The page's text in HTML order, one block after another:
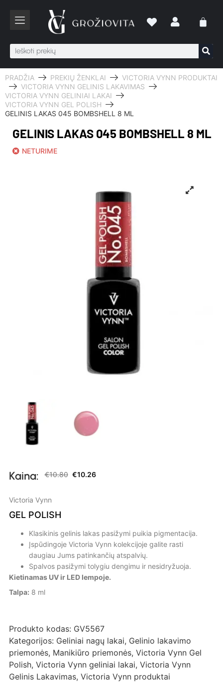
PRADŽIA PREKIŲ ŽENKLAI
VICTORIA VYNN PRODUKTAI
VICTORIA VYNN GELINIS LAKAVIMAS
VICTORIA VYNN GELINIAI LAKAI
VICTORIA VYNN GEL POLISH
GELINIS LAKAS 045 BOMBSHELL 8 ML
GELINIS LAKAS 045 BOMBSHELL 8 ML
NETURIME
Kaina: €10.80 €10.26
Victoria Vynn
GEL POLISH
Klasikinis gelinis lakas pasižymi puikia pigmentacija.
Įspūdingoje Victoria Vynn kolekcijoje galite rasti
daugiau Jums patinkančių atspalvių.
Spalvos pasižymi tolygiu dengimu ir nesidryžuoja.
Kietinamas UV ir LED lempoje.
Talpa: 8 ml
Produkto kodas: GV5567
Kategorijos: Geliniai nagų lakai, Gelinio lakavimo
priemonės, Manikiūro priemonės, Victoria Vynn Gel
Polish, Victoria Vynn geliniai lakai, Victoria Vynn
Gelinis Lakavimas, Victoria Vynn produktai